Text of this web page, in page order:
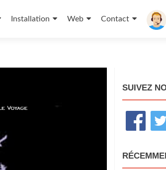
Installation Web Contact
SUIVEZ